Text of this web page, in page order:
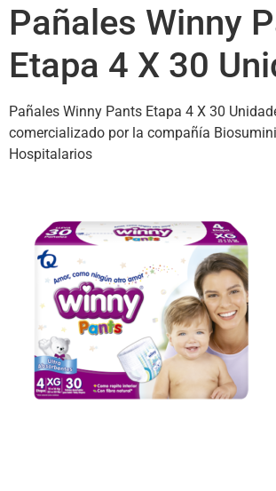
Pañales Winny
Etapa 4 X 30
Pañales Winny Pants Etapa 4 X 30
comercializado por la compañía
Hospitalarios